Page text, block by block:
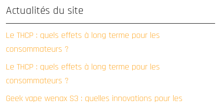
Actualités du site
Le THCP : quels effets à long terme pour les
consommateurs ?
Le THCP : quels effets à long terme pour les
consommateurs ?
Geek vape wenax S3 : quelles innovations pour les